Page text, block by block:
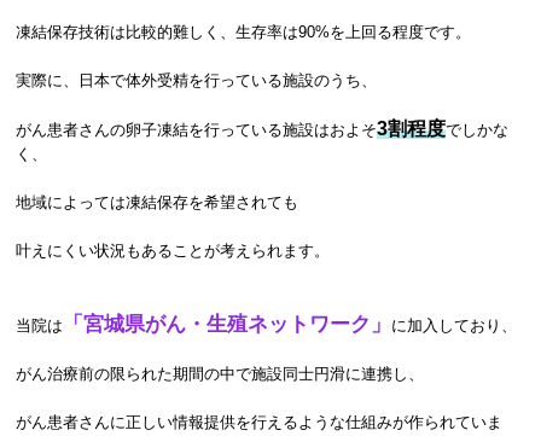
凍結保存技術は比較的難しく、生存率は90%を上回る程度です。
実際に、日本で体外受精を行っている施設のうち、
がん患者さんの卵子凍結を行っている施設はおよそ3割程度でしかな
く、
地域によっては凍結保存を希望されても
叶えにくい状況もあることが考えられます。
当院は 「宮城県がん・生殖ネットワーク」 に加入しており、
がん治療前の限られた期間の中で施設同士円滑に連携し、
がん患者さんに正しい情報提供を行えるような仕組みが作られていま